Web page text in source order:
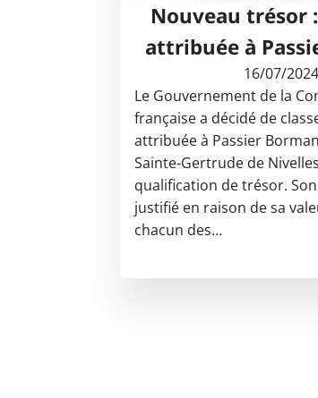
Nouveau trésor
attribuée à
16/07/2024
Le Gouvernement de la
française a décidé de
attribuée à Passier
Sainte-Gertrude de
qualification de trésor.
justifié en raison de sa
chacun des…